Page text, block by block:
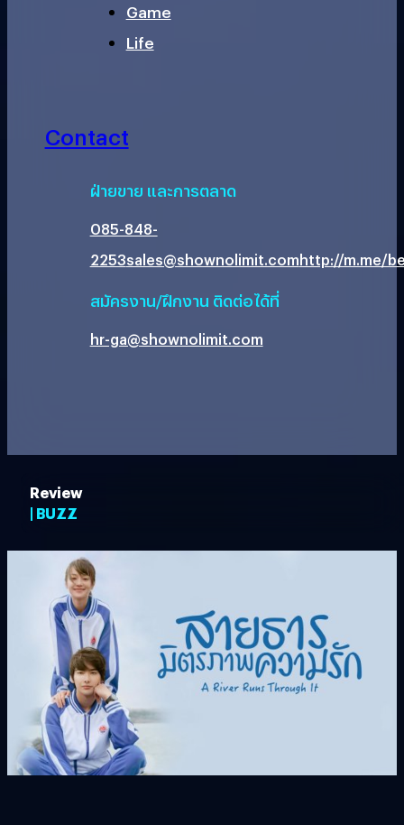
Game
Life
Contact
ฝ่ายขาย และการตลาด
085-848-
2253sales@shownolimit.comhttp://m.me/
สมัครงาน/ฝึกงาน ติดต่อได้ที่
hr-ga@shownolimit.com
Review
| BUZZ